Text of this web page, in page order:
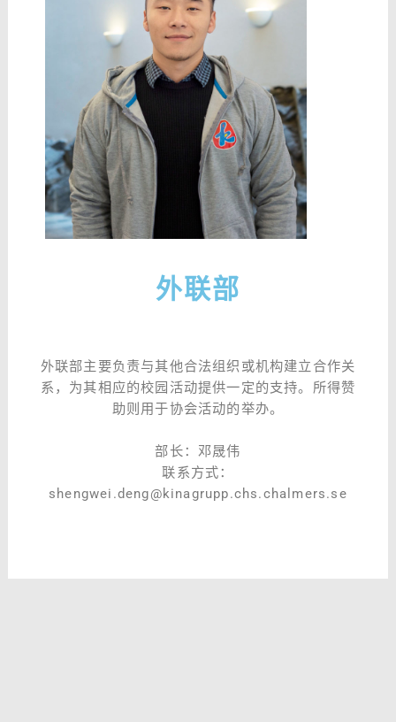
外联部
外联部主要负责与其他合法组织或机构建立合作关
系，为其相应的校园活动提供一定的支持。所得赞
助则用于协会活动的举办。
部长：邓晟伟
联系方式：
shengwei.deng@kinagrupp.chs.chalmers.se